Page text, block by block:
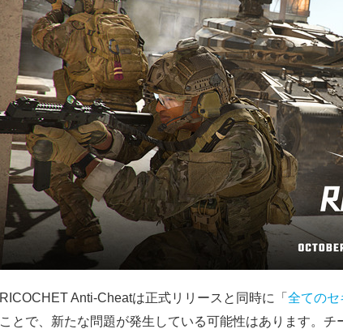
Anti-Cheatは正式リリースと同時に「全てのセ
とで、新たな問題が発生している可能性はあります。チ